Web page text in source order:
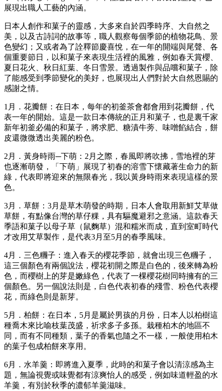
展現出職人工藝的內涵。
日本人創作和菓子的靈感，大多來自於四季時序、大自然之
美，以及古詩詞的故事等，職人觀察每個季節的植物花鳥、景
色變幻；又或者為了詮釋節慶喜悅，在一年的開端與尾聲、各
個重要節日，以和菓子來表現生活裡的風雅，例如春天賞櫻、
夏日花火、秋日紅葉、冬日雪景。透過製作與品嚐和菓子，除
了能感受到季節變化的美好，也展現出人們對於大自然恩賜的
感謝之情。
1月．花瓣餅：在日本，每年的初釜茶會都會用到花瓣餅，代
表一年的開始。這是一款日本傳統的正月和菓子，也是裏千家
新年初釜必備的和菓子，將求肥、糖漬牛蒡、味噌餡結合，餅
皮還微微透出美麗的粉色。
2月．黃身時雨─下萌：2月之際，春風即將吹拂，雪地裡的芽
也逐漸萌發，「下萌」展現了初春的溶雪下懷藏著生命力的新
綠，代表即將迎來的無限春光，我以黃身時雨來表現這樣的景
色。
3月．草餅：3月是草木萌發的時期，日本人會取用新鮮艾草做
草餅，有點像台灣的草仔粿，具有驅魔避邪之意涵。這款春天
季語和菓子以母子草（鼠麴草）混和糯米而成，直到室町時代
才改用艾草製作，是代表3月至5月的春季風味。
4月．三色糰子：進入春天的櫻花季節，就會出現三色糰子，
這三個顏色有兩個說法，櫻花初開之際是白色的，後來轉為粉
色，而櫻樹上的芽是嫩綠色，代表了一棵櫻花樹同時擁有的三
個顏色。另一個說法則是，白色代表初春的殘雪、粉色代表櫻
花，而綠色則是新芽。
5月．柏餅：在日本，5月是屬於男孩的月份，日本人以柏樹這
種喬木來比喻枝葉茂盛，祈求多子多孫。栽種柏木的地區不
同，而有不同種類，葉子的香氣也隨之不一樣，一般使用柏木
的葉子包成柏餅來享用。
6月．水羊羹：即將進入夏季，此時的和菓子會以清涼感為主
題，無論視覺或味覺都有涼爽怡人的感受，例如味道輕盈的水
羊羹，有別於秋季的濃郁羊羹滋味。